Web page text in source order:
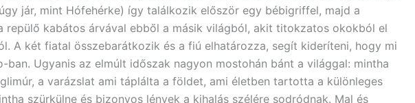
jár, mint Hófehérke) így találkozik először egy bébigriffel, majd a
repülő kabátos árvával ebből a másik világból, akit titokzatos okokból el
A két fiatal összebarátkozik és a fiú elhatározza, segít kideríteni, hogy mi
ban. Ugyanis az elmúlt időszak nagyon mostohán bánt a világgal: mintha
a varázslat ami táplálta a földet, ami életben tartotta a különleges
szürkülne és bizonyos lények a kihalás szélére sodródnak. Mal és